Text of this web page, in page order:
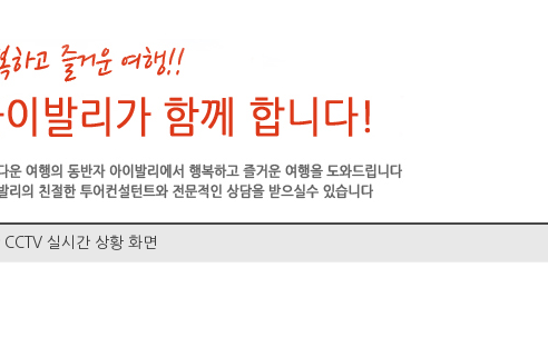
CCTV 실시간 상황 화면